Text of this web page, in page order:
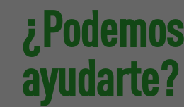
¿Podemos
ayudarte?